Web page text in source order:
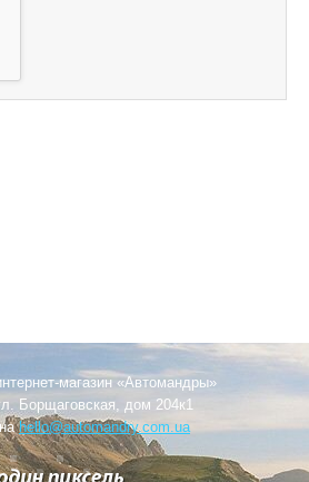
магазин «Автомандры»
Борщаговская, дом 204к1
hello@automandry.com.ua